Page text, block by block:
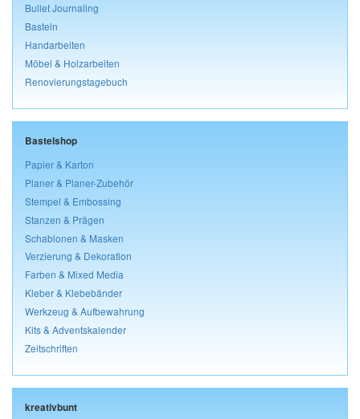
Bullet Journaling
Basteln
Handarbeiten
Möbel & Holzarbeiten
Renovierungstagebuch
Bastelshop
Papier & Karton
Planer & Planer-Zubehör
Stempel & Embossing
Stanzen & Prägen
Schablonen & Masken
Verzierung & Dekoration
Farben & Mixed Media
Kleber & Klebebänder
Werkzeug & Aufbewahrung
Kits & Adventskalender
Zeitschriften
kreativbunt